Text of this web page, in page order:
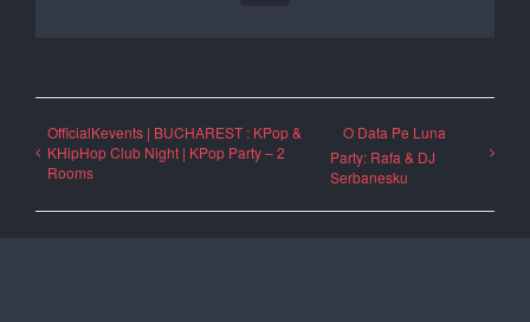
OfficialKevents | BUCHAREST : KPop &
KHipHop Club Night | KPop Party – 2
Rooms
O Data Pe Luna
Party: Rafa & DJ
Serbanesku